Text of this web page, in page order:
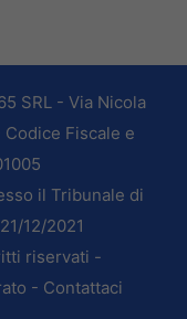
SRL - Via Nicola
Codice Fiscale e
il Tribunale di
12/2021
riservati -
- Contattaci